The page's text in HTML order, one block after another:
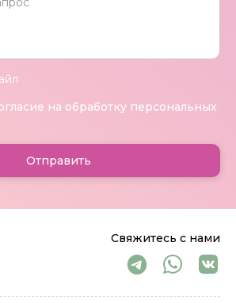
Свяжитесь с нами
на обработку персональных
Отправить